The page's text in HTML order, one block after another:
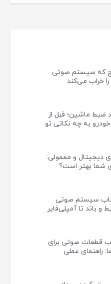
که سیستم صوتی
خراب می‌کند
ضبط ماشین؛ قبل از
به چه نکاتی تو
دیجیتال و معمولی:
شما بهتر است؟
سیستم صوتی
و باند تا آمپلی‌فایر
قطعات صوتی برای
راهنمای عملی